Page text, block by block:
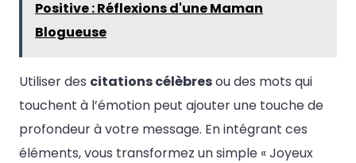
Positive : Réflexions d'une Maman
Blogueuse
Utiliser des citations célèbresou des mots qui
touchent à l’émotion peut ajouter une touche de
profondeur à votre message. En intégrant ces
éléments, vous transformez un simple « Joyeux